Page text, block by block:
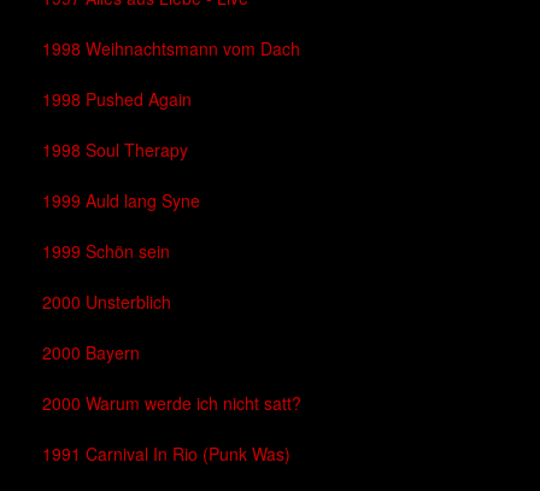
1998 Weihnachtsmann vom Dach
1998 Pushed Again
1998 Soul Therapy
1999 Auld lang Syne
1999 Schön sein
2000 Unsterblich
2000 Bayern
2000 Warum werde ich nicht satt?
1991 Carnival In Rio (Punk Was)